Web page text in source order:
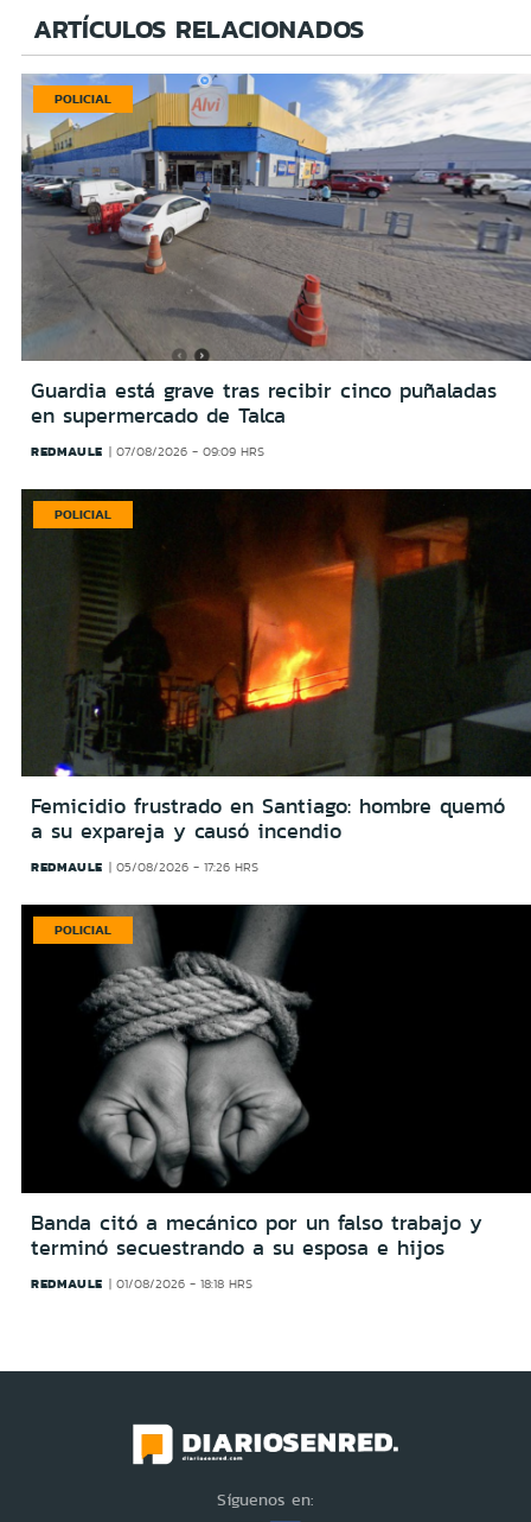
ARTÍCULOS RELACIONADOS
POLICIAL
Guardia está grave tras recibir cinco puñaladas
en supermercado de Talca
REDMAULE 07/08/2026 - 09:09 HRS
POLICIAL
Femicidio frustrado en Santiago: hombre quemó
a su expareja y causó incendio
REDMAULE 05/08/2026 - 17:26 HRS
POLICIAL
Banda citó a mecánico por un falso trabajo y
terminó secuestrando a su esposa e hijos
REDMAULE 01/08/2026 - 18:18 HRS
Síguenos en: